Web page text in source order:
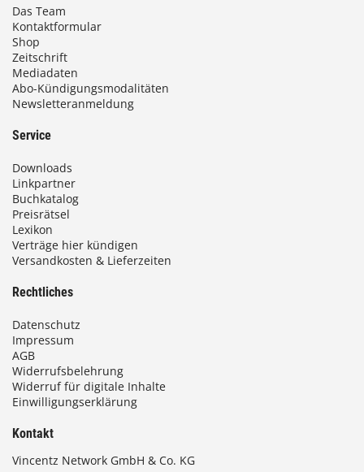
s
t
m
e
h
r
r
V
a
r
i
a
n
e
a
u
f
.
D
e
O
Das Team
Kontaktformular
Shop
Zeitschrift
Mediadaten
Abo-Kündigungsmodalitäten
Newsletteranmeldung
Service
Downloads
Linkpartner
Buchkatalog
Preisrätsel
Lexikon
Verträge hier kündigen
Versandkosten & Lieferzeiten
Rechtliches
Datenschutz
Impressum
AGB
Widerrufsbelehrung
Widerruf für digitale Inhalte
Einwilligungserklärung
Kontakt
Vincentz Network GmbH & Co. KG